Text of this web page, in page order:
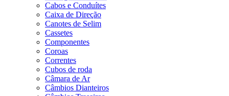
Cabos e Conduítes
Caixa de Direção
Canotes de Selim
Cassetes
Componentes
Coroas
Correntes
Cubos de roda
Câmara de Ar
Câmbios Dianteiros